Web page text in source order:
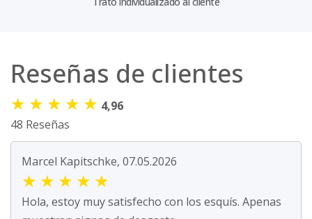
Reseñas de clientes
★ ★ ★ ★ ★ 4,96
48 Reseñas
Marcel Kapitschke, 07.05.2026
★ ★ ★ ★ ★
Hola, estoy muy satisfecho con los esquís. Apenas